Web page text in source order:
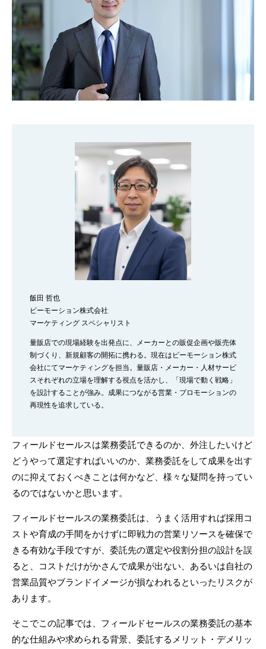
飯田 哲也
ビーモーション株式会社
マーケティング スペシャリスト
量販店での現場経験を出発点に、メーカーとの販促企画や販売体
制づくり、新規顧客の開拓に携わる。現在はビーモーション株式
会社にてマーケティングを担当。量販店・メーカー・人材サービ
スそれぞれの立場を理解する視点を活かし、「現場で動く戦略」
を設計することが強み。成果につながる営業・プロモーションの
再現性を追求している。
フィールドセールスは業務委託できるのか、外注したいけど
どうやって選定すればいいのか、業務委託をして成果を出す
のに抑えておくべきことは何かなど、様々な疑問を持ってい
るのではないかと思います。
フィールドセールスの業務委託は、うまく活用すれば採用コ
ストや育成の手間をかけずに即戦力の営業リソースを確保で
きる有効な手段ですが、委託先の選定や役割分担の設計を誤
ると、コストだけがかさんで成果が出ない、あるいは自社の
営業品質やブランドイメージが損なわれるといったリスクが
あります。
そこでこの記事では、フィールドセールスの業務委託の基本
的な仕組みや求められる背景、委託するメリット・デメリッ